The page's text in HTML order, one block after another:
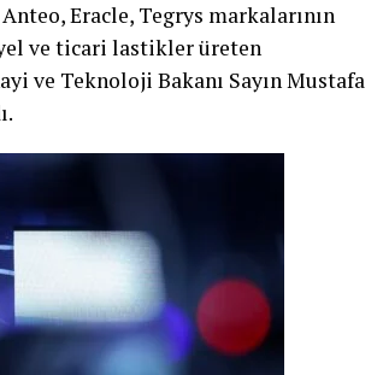
Eracle, Tegrys markalarının
ve ticari lastikler üreten
ve Teknoloji Bakanı Sayın Mustafa